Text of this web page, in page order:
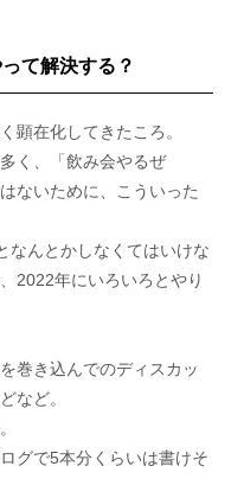
て解決する？
顕在化してきたころ。
く、「飲み会やるぜ
ないために、こういった
なんとかしなくてはいけな
2022年にいろいろとやり
巻き込んでのディスカッ
など。
グで5本分くらいは書けそ